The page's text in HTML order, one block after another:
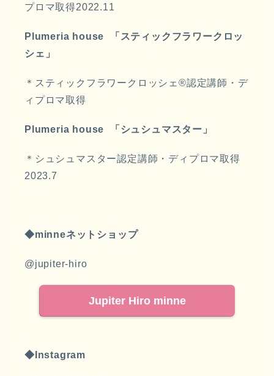
プロマ取得2022.11
Plumeria house 「スティックフラワークロッ
シェ」
＊スティックフラワークロッシェ®︎認定講師・デ
ィプロマ取得
Plumeria house 「シュシュマスター」
＊シュシュマスター認定講師・ディプロマ取得
2023.7
◆minneネットショップ
@jupiter-hiro
Jupiter Hiro minne
◆Instagram